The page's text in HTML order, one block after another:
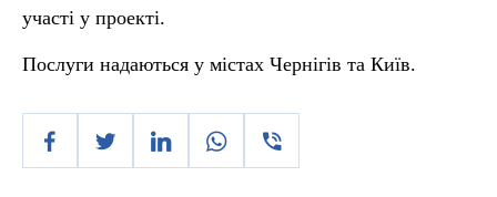
участі у проекті.
Послуги надаються у містах Чернігів та Київ.